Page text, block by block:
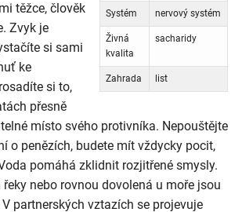
Systém nervový systém
Živná
kvalita
sacharidy
Zahrada list
těžce, člověk
Zvyk je
si sami
ke
si to,
přesně
místo svého protivníka. Nepouštějte
o penězích, budete mít vždycky pocit,
pomáhá zklidnit rozjitřené smysly.
nebo rovnou dovolená u moře jsou
partnerských vztazích se projevuje